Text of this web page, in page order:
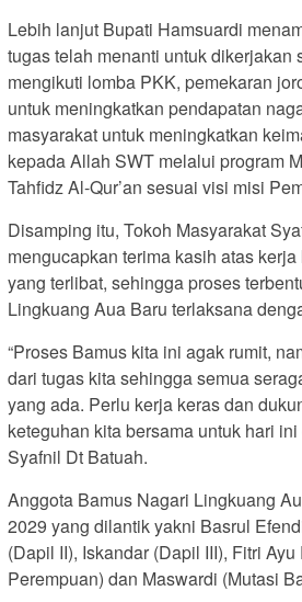
Lebih lanjut Bupati Hamsuardi
tugas telah menanti untuk dikerjakan
mengikuti lomba PKK, pemekaran
untuk meningkatkan pendapatan
masyarakat untuk meningkatkan
kepada Allah SWT melalui program
Tahfidz Al-Qur’an sesuai visi misi
Disamping itu, Tokoh Masyarakat
mengucapkan terima kasih atas
yang terlibat, sehingga proses
Lingkuang Aua Baru terlaksana
“Proses Bamus kita ini agak rumit,
dari tugas kita sehingga semua
yang ada. Perlu kerja keras dan
keteguhan kita bersama untuk hari
Syafnil Dt Batuah.
Anggota Bamus Nagari Lingkuang
2029 yang dilantik yakni Basrul
(Dapil II), Iskandar (Dapil III), Fitri
Perempuan) dan Maswardi (Mutasi